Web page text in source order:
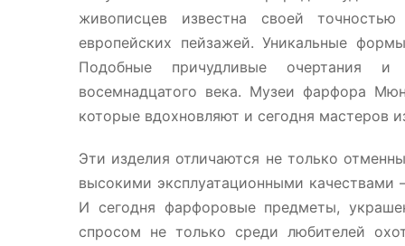
живописцев известна своей
европейских пейзажей. Уникальные
Подобные причудливые очертания
восемнадцатого века. Музеи фарфора
которые вдохновляют и сегодня мастеров
Эти изделия отличаются не только
высокими эксплуатационными
И сегодня фарфоровые предметы,
спросом не только среди любителей